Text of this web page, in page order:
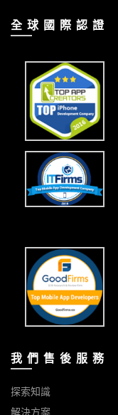
全 球 國 際 認 證
我 們 售 後 服 務
探索知識